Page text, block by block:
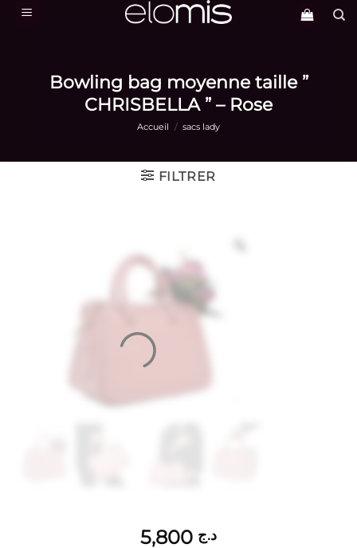
Passer
Bowling bag moyenne taille ”
CHRISBELLA ” – Rose
Accueil / sacs lady
FILTRER
د.ج